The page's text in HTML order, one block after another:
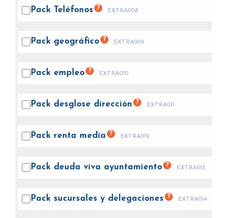
Pack Teléfonos ? EXTRA008
Pack geográfico ? EXTRA009
Pack empleo ? EXTRA010
Pack desglose dirección ? EXTRA011
Pack renta media ? EXTRA012
Pack deuda viva ayuntamiento ? EXTRA013
Pack sucursales y delegaciones ? EXTRA014